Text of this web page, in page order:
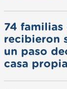
74 familias
recibieron
un paso
casa propia